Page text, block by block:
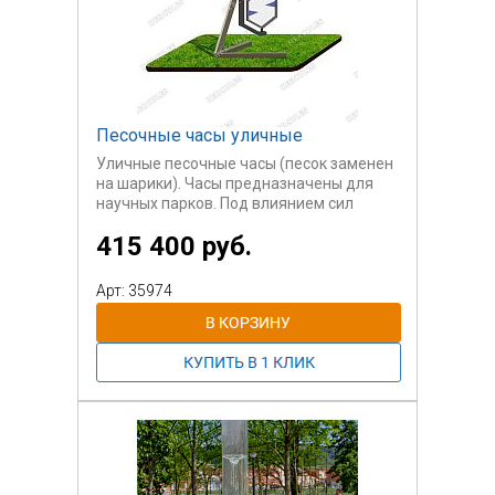
Песочные часы уличные
Уличные песочные часы (песок заменен
на шарики). Часы предназначены для
научных парков. Под влиянием сил
верхней камеры в нижнюю. Далее
пользователи могут перевернуть часы и
процесс повторится.
415 400 руб.
Арт: 35974